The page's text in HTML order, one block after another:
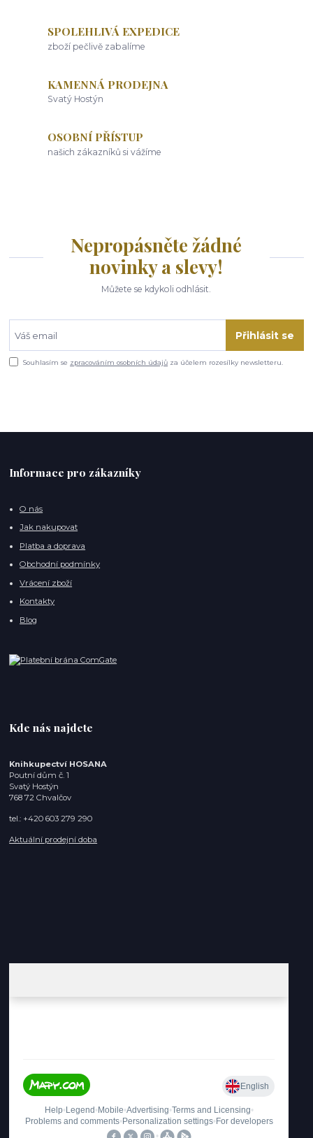
SPOLEHLIVÁ EXPEDICE
zboží pečlivě zabalíme
KAMENNÁ PRODEJNA
Svatý Hostýn
OSOBNÍ PŘÍSTUP
našich zákazníků si vážíme
Nepropásněte žádné
novinky a slevy!
Můžete se kdykoli odhlásit.
Přihlásit se
Souhlasím se zpracováním osobních údajů za účelem rozesílky newsletteru.
Informace pro zákazníky
O nás
Jak nakupovat
Platba a doprava
Obchodní podmínky
Vrácení zboží
Kontakty
Blog
Kde nás najdete
Knihkupectví HOSANA
Poutní dům č. 1
Svatý Hostýn
768 72 Chvalčov
tel.: +420 603 279 290
Aktuální prodejní doba